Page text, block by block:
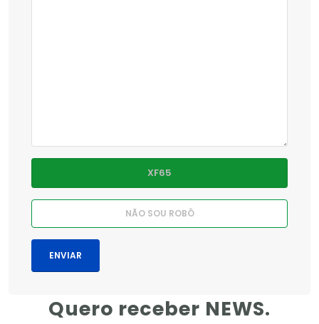
Quero receber NEWS.